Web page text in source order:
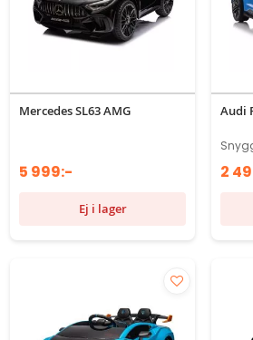
Mercedes SL63 AMG
5 999:-
Ej i lager
Audi
2